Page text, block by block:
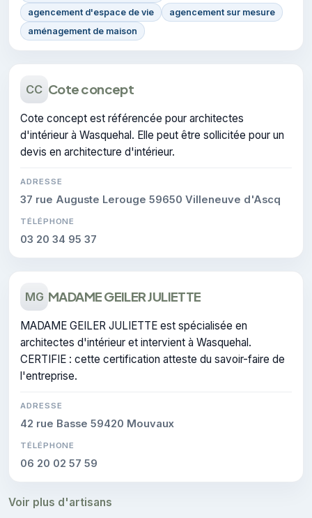
agencement d'espace de vie
agencement sur mesure
aménagement de maison
CC Cote concept
Cote concept est référencée pour architectes
d'intérieur à Wasquehal. Elle peut être sollicitée pour un
devis en architecture d'intérieur.
ADRESSE
37 rue Auguste Lerouge 59650 Villeneuve d'Ascq
TÉLÉPHONE
03 20 34 95 37
MG MADAME GEILER JULIETTE
MADAME GEILER JULIETTE est spécialisée en
architectes d'intérieur et intervient à Wasquehal.
CERTIFIE : cette certification atteste du savoir-faire de
l'entreprise.
ADRESSE
42 rue Basse 59420 Mouvaux
TÉLÉPHONE
06 20 02 57 59
Voir plus d'artisans